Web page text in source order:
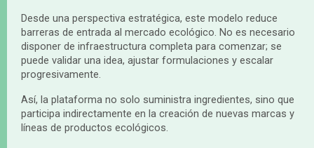
Desde una perspectiva estratégica, este modelo reduce
barreras de entrada al mercado ecológico. No es necesario
disponer de infraestructura completa para comenzar; se
puede validar una idea, ajustar formulaciones y escalar
progresivamente.
Así, la plataforma no solo suministra ingredientes, sino que
participa indirectamente en la creación de nuevas marcas y
líneas de productos ecológicos.